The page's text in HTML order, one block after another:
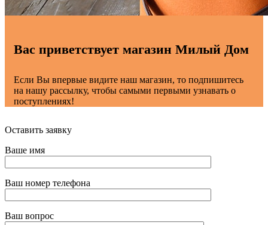
Вас приветствует магазин Милый Дом
Если Вы впервые видите наш магазин, то подпишитесь
на нашу рассылку, чтобы самыми первыми узнавать о
поступлениях!
Оставить заявку
Ваше имя
Ваш номер телефона
Ваш вопрос